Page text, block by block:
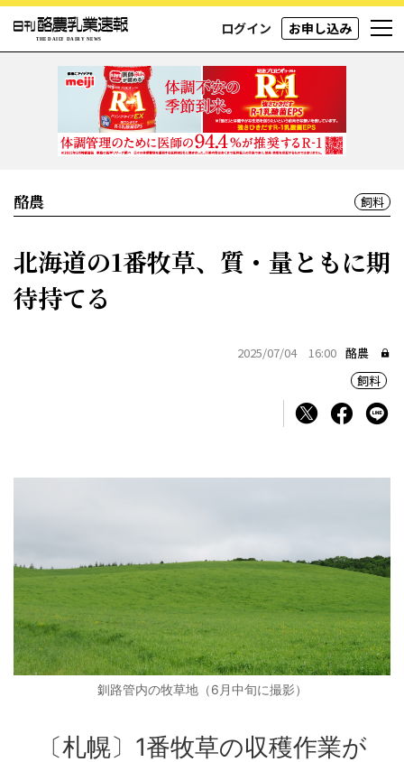
ログイン お申し込み
酪農 飼料
北海道の1番牧草、質・量ともに期
待持てる
2025/07/04 16:00 酪農
飼料
釧路管内の牧草地（6月中旬に撮影）
〔札幌〕1番牧草の収穫作業が